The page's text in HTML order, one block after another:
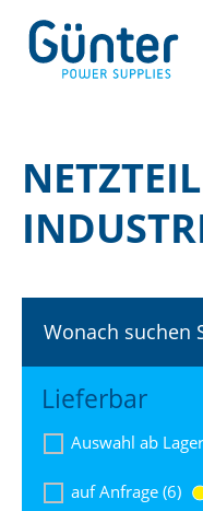
Wonach suchen
Lieferbar
Auswahl ab
auf Anfrage (6)